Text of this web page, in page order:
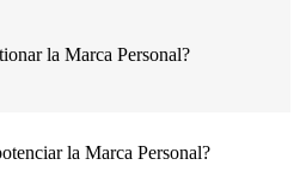
la Marca Personal?
la Marca Personal?